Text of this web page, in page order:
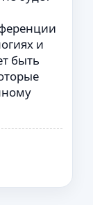
и
быть